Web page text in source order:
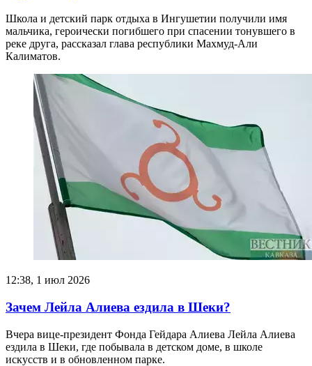
Школа и детский парк отдыха в Ингушетии получили имя
мальчика, героически погибшего при спасении тонувшего в
реке друга, рассказал глава республики Махмуд-Али
Калиматов.
12:38, 1 июл 2026
Зачем Лейла Алиева ездила в Шеки?
Вчера вице-президент Фонда Гейдара Алиева Лейла Алиева
ездила в Шеки, где побывала в детском доме, в школе
искусств и в обновленном парке.